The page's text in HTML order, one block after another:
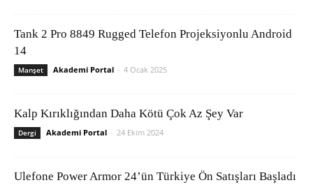
Tank 2 Pro 8849 Rugged Telefon Projeksiyonlu Android
14
Manşet Akademi Portal - 4 Ocak 2025
Kalp Kırıklığından Daha Kötü Çok Az Şey Var
Dergi Akademi Portal - 24 Ekim 2024
Ulefone Power Armor 24’ün Türkiye Ön Satışları Başladı